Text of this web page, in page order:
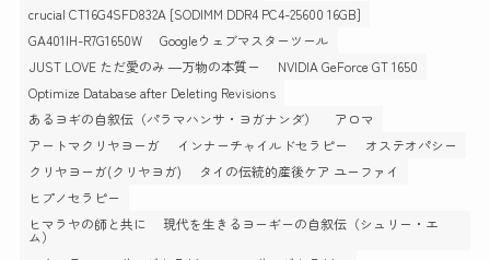
crucial CT16G4SFD832A [SODIMM DDR4 PC4-25600 16GB]
GA401IH-R7G1650W
Googleウェブマスターツール
JUST LOVE ただ愛のみ ―万物の本質ー
NVIDIA GeForce GT 1650
Optimize Database after Deleting Revisions
あるヨギの自叙伝（パラマハンサ・ヨガナンダ）
アロマ
アートマクリヤヨーガ
インナーチャイルドセラピー
オステオパシー
クリヤヨーガ(クリヤヨガ)
タイの伝統的産後ケア ユーファイ
ヒプノセラピー
ヒマラヤの師と共に 現代を生きるヨーギーの自叙伝（シュリー・エ
ム）